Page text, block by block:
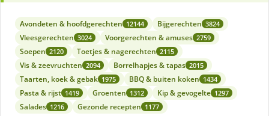
Avondeten & hoofdgerechten 12144 Bijgerechten 3824
Vleesgerechten 3024 Voorgerechten & amuses 2759
Soepen 2120 Toetjes & nagerechten 2115
Vis & zeevruchten 2094 Borrelhapjes & tapas 2015
Taarten, koek & gebak 1975 BBQ & buiten koken 1434
Pasta & rijst 1419 Groenten 1312 Kip & gevogelte 1297
Salades 1216 Gezonde recepten 1177